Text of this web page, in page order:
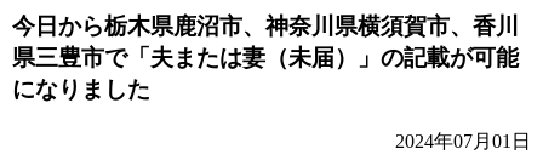
今日から栃木県鹿沼市、神奈川県横須賀市、香川
県三豊市で「夫または妻（未届）」の記載が可能
になりました
2024年07月01日